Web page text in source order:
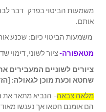
משמעות הביטוי בפרק- דבר
אותם.
משמעות הביטוי כיום: שכנע
מטאפורה-ציור לשוני, דימוי
ציורים לשוניים המעבירים
שחטא וכעת מוכן לגאולה:
מלאה צבאה– הנביא מתאר את
הם אומנם חטאו אך נענשו